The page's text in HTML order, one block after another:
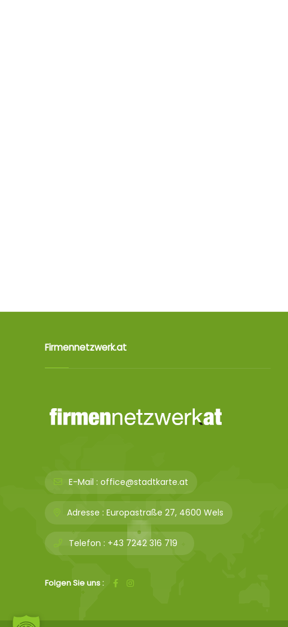
Firmennetzwerk.at
E-Mail : office@stadtkarte.at
Adresse : Europastraße 27, 4600 Wels
Telefon : +43 7242 316 719
Folgen Sie uns :